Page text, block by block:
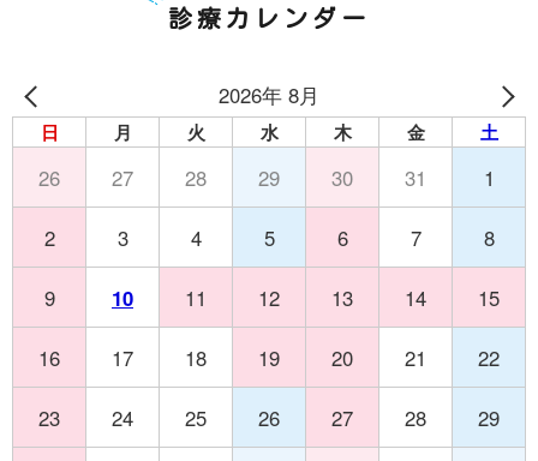
診療カレンダー
2026年 8月
日 月 火 水 木 金 土
26 27 28 29 30 31 1
2 3 4 5 6 7 8
9 10 11 12 13 14 15
16 17 18 19 20 21 22
23 24 25 26 27 28 29